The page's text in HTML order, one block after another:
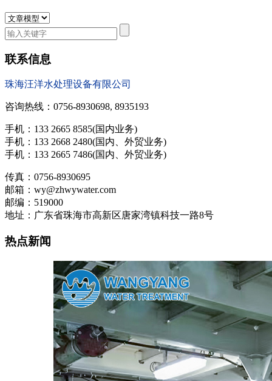
联系信息
珠海汪洋水处理设备有限公司
咨询热线：0756-8930698, 8935193
手机：133 2665 8585(国内业务)
手机：133 2668 2480(国内、外贸业务)
手机：133 2665 7486(国内、外贸业务)
传真：0756-8930695
邮箱：wy@zhwywater.com
邮编：519000
地址：广东省珠海市高新区唐家湾镇科技一路8号
热点新闻